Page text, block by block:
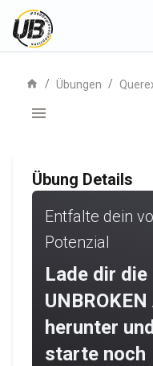
home / Übungen /
menu
Übung Details
Entfalte dein
Potenzial
Lade dir die
herunter
starte noch